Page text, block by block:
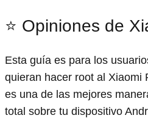
⭐ Opiniones de
Esta guía es para los
quieran hacer root al Xiaomi
es una de las mejores
total sobre tu dispositivo